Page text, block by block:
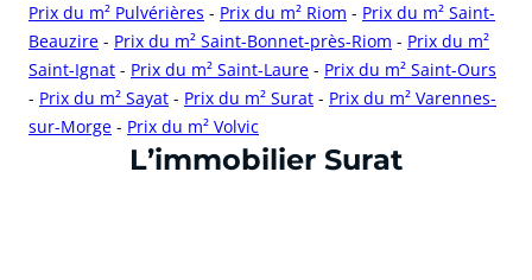
Prix du m² Pulvérières - Prix du m² Riom - Prix du m² Saint-
Beauzire - Prix du m² Saint-Bonnet-près-Riom - Prix du m²
Saint-Ignat - Prix du m² Saint-Laure - Prix du m² Saint-Ours
- Prix du m² Sayat - Prix du m² Surat - Prix du m² Varennes-
sur-Morge - Prix du m² Volvic
cliquer pour afficher plus du text
L’immobilier Surat